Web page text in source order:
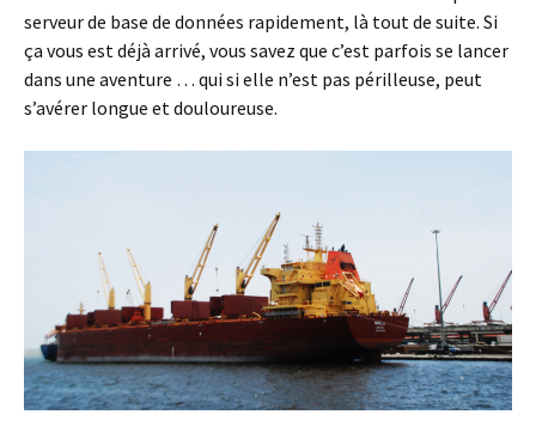
serveur de base de données rapidement, là tout de suite. Si
ça vous est déjà arrivé, vous savez que c’est parfois se lancer
dans une aventure … qui si elle n’est pas périlleuse, peut
s’avérer longue et douloureuse.